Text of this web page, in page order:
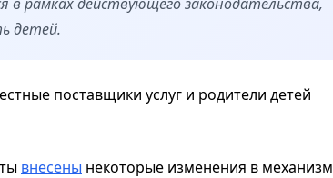
детей.
поставщики услуг и родители детей
внесены некоторые изменения в механизм